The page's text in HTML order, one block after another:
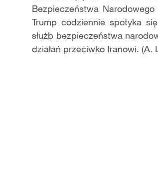
Bezpieczeństwa
Trump codziennie spotyka
służb bezpieczeństwa
działań przeciwko Iranowi. (A.